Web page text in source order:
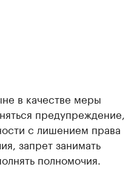
в качестве меры
предупреждение,
с лишением права
запрет занимать
полномочия.